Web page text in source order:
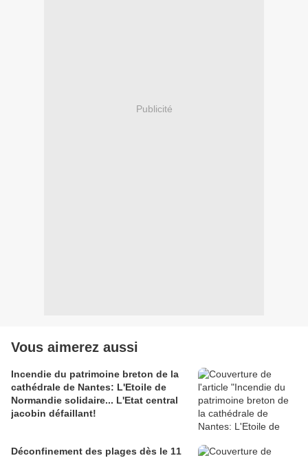
Publicité
Vous aimerez aussi
Incendie du patrimoine breton de la
cathédrale de Nantes: L'Etoile de
Normandie solidaire... L'Etat central
jacobin défaillant!
Déconfinement des plages dès le 11